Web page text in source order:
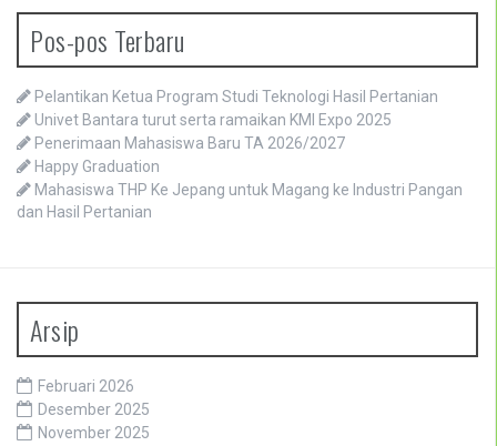
Pos-pos Terbaru
Pelantikan Ketua Program Studi Teknologi Hasil Pertanian
Univet Bantara turut serta ramaikan KMI Expo 2025
Penerimaan Mahasiswa Baru TA 2026/2027
Happy Graduation
Mahasiswa THP Ke Jepang untuk Magang ke Industri Pangan
dan Hasil Pertanian
Arsip
Februari 2026
Desember 2025
November 2025